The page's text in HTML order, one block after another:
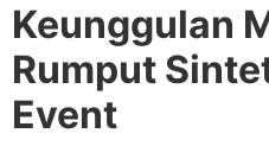
Keunggulan
Rumput
Event